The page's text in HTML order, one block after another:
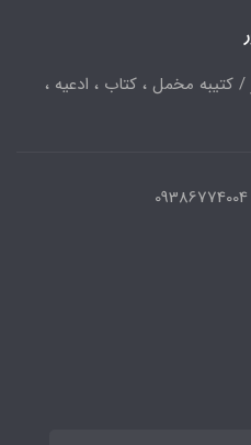
/ کتیبه مخمل ، کتاب ، ادعیه ،